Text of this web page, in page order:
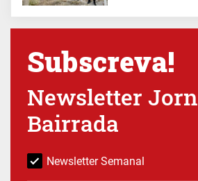
Subscreva!
Newsletter
Bairrada
Newsletter Semanal